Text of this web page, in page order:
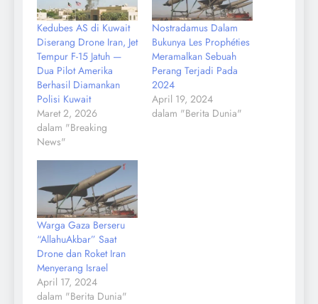
Kedubes AS di Kuwait
Diserang Drone Iran, Jet
Tempur F-15 Jatuh —
Dua Pilot Amerika
Berhasil Diamankan
Polisi Kuwait
Maret 2, 2026
dalam "Breaking
News"
Nostradamus Dalam
Bukunya Les Prophéties
Meramalkan Sebuah
Perang Terjadi Pada
2024
April 19, 2024
dalam "Berita Dunia"
Warga Gaza Berseru
“AllahuAkbar” Saat
Drone dan Roket Iran
Menyerang Israel
April 17, 2024
dalam "Berita Dunia"